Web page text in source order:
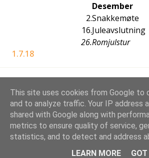
Desember
2.Snakkemøte
16.
26.
Juleavslutning
Romjulstur
1.7.18
Drevet av
Stovner KM-speidere | Gruppeleder: Jo Rimstad,
This site uses cookies from Google to
and to analyze traffic. Your IP address
shared with Google along with
metrics to ensure quality of service,
statistics, and to detect and address
LEARN MORE